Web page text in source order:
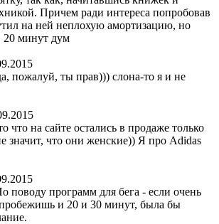
Причем ради интереса попробовав
на ней неплохую амортизацию, но
20 минут дум
пожалуй, ты прав))) слона-то я и не
что на сайте остались в продаже только
значит, что они женские)) Я про Adidas
поводу программ для бега - если очень
пробежишь и 20 и 30 минут, была бы